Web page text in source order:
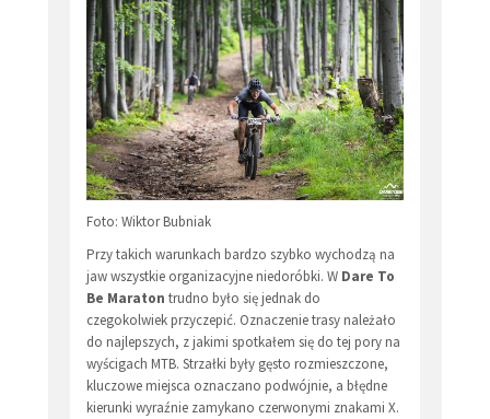
Foto: Wiktor Bubniak
Przy takich warunkach bardzo szybko wychodzą na
jaw wszystkie organizacyjne niedoróbki. W Dare To
Be Maraton trudno było się jednak do
czegokolwiek przyczepić. Oznaczenie trasy należało
do najlepszych, z jakimi spotkałem się do tej pory na
wyścigach MTB. Strzałki były gęsto rozmieszczone,
kluczowe miejsca oznaczano podwójnie, a błędne
kierunki wyraźnie zamykano czerwonymi znakami X.